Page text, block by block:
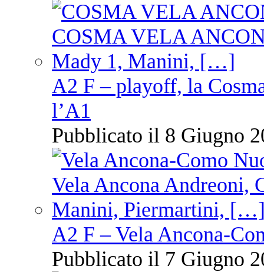
A2 F – playoff, la
l’A1
Pubblicato il 8 Giugno
A2 F – Vela Ancona-
Pubblicato il 7 Giugno